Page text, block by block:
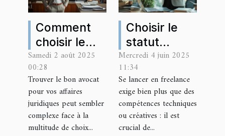
Comment
choisir le
bon avocat
pour vos
affaires
juridiques ?
Samedi 2 août 2025
00:28
Trouver le bon avocat
pour vos affaires
juridiques peut sembler
complexe face à la
multitude de choix...
Choisir le
statut
juridique
adapté à
votre
activité
freelance
Mercredi 4 juin 2025
11:34
Se lancer en freelance
exige bien plus que des
compétences techniques
ou créatives : il est
crucial de...